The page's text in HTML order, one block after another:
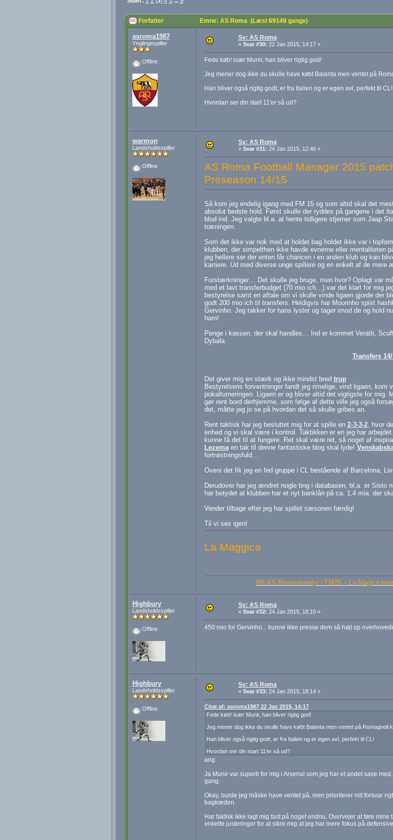
Forfatter Emne: AS Roma (Læst 69149 gange)
asroma1987
Ynglingespiller
Offline
Sv: AS Roma
« Svar #30: 22 Jan 2015, 14:17 »
Fede køb! især Munir, han bliver rigtig god!
Jeg mener dog ikke du skulle have købt Balanta men ventet på
Han bliver også rigtig godt, er fra Italien og er egen avl, perfekt til CL!
Hvordan ser din start 11'er så ud?
warmon
Landsholdsspiller
Offline
Sv: AS Roma
« Svar #31: 24 Jan 2015, 12:46 »
AS Roma Football Manager 2015
Preseason 14/15
Så kom jeg endelig igang med FM 15 og som altid skal det
absolut bedste hold. Først skulle der ryddes på gangene i det
blod ind. Jeg valgte bl.a. at hente tidligere stjerner som Jaap
træningen.
Som det ikke var nok med at holdet bag holdet ikke var i
klubben, der simpelthen ikke havde evnerne eller
jeg hellere ser der enten får chancen i en anden klub og kan
karriere. Ud med diverse unge spillere og en enkelt af de mere
Forstærkninger… Det skulle jeg bruge, men hvor? Oplagt var
med et lavt transferbudget (70 mio ich…) var det klart for mig
bestyrelse samt en aftale om vi skulle vinde ligaen gjorde der
godt 200 mio ich til transfers. Heldigvis har Mourinho spist
Gervinho. Jeg takker for hans lyster og tager imod de og hold
ham!
Penge i kassen, der skal handles… Ind er kommet Veratti,
Dybala.
Transfers
Det giver mig en stærk og ikke mindst bred trup
Bestyrelsens forventninger fandt jeg rimelige, vind ligaen, kom
pokalturneringen. Ligaen er og bliver altid det vigtigste for
gør rent bord derhjemme, som følge af dette ville jeg også
det, måtte jeg jo se på hvordan det så skulle gribes an.
Rent taktisk har jeg besluttet mig for at spille en 2-3-3-2, hvor
enhed og vi skal være i kontrol. Taktikken er en jeg har
kunne få det til at fungere. Ret skal være ret, så noget af
Lezemaen tak til denne fantastiske blog skal lyde!
fortrøstningsfuld…
Oveni det fik jeg en fed gruppe i CL bestående af Barcelona,
Derudover har jeg ændret nogle ting i databasen, bl.a. er Sisto
har betydet at klubben har et nyt banklån på ca. 1,4 mia. der
Vender tilbage efter jeg har spillet sæsonen færdig!
Til vi ses igen!
La Maggica
Mit AS Roma-eventyr i FM26 – La Magica
Highbury
Landsholdsspiller
Offline
Sv: AS Roma
« Svar #32: 24 Jan 2015, 18:10 »
450 mio for Gervinho... kunne ikke presse dem så højt op
Highbury
Landsholdsspiller
Offline
Sv: AS Roma
« Svar #33: 24 Jan 2015, 18:14 »
Citat af: asroma1987 22 Jan 2015, 14:17
Fede køb! især Munir, han bliver rigtig god!
Jeg mener dog ikke du skulle have købt Balanta men ventet på Romagnoli
Han bliver også rigtig godt, er fra Italien og er egen avl, perfekt til CL!
Hvordan ser din start 11'er så ud?
ang
Ja Munir var superb for mig i Arsenal som jeg har et andet save
gang.
Okay, burde jeg måske have ventet på, men prioriterer mit forsvar
bagkæden.
Har faktisk ikke lagt mig fast på noget endnu. Overvejer at føre
enkelte justeringer for at sikre mig at jeg har mere fokus på